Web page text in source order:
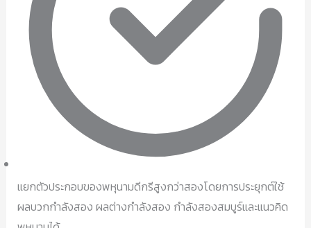
แยกตัวประกอบของพหุนามดีกรีสูงกว่าสองโดยการประยุกต์ใช้
ผลบวกกำลังสอง ผลต่างกำลังสอง กำลังสองสมบูร์และแนวคิด